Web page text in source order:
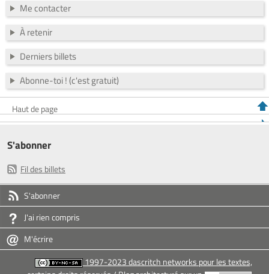
Me contacter
À retenir
Derniers billets
Abonne-toi ! (c'est gratuit)
Haut de page
S'abonner
Fil des billets
S'abonner
J'ai rien compris
M'écrire
1997-2023 dascritch networks pour les textes,